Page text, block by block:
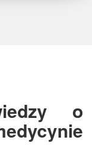
o